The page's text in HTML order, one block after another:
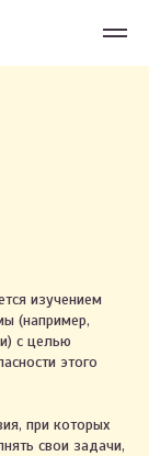
изучением
(например,
с целью
этого
при которых
свои задачи,